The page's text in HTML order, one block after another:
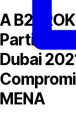
A
Dubai
MENA